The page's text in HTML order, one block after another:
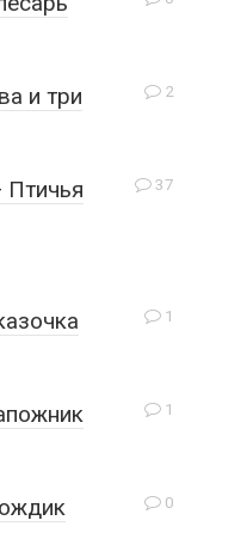
2
и три
37
Птичья
1
1
0